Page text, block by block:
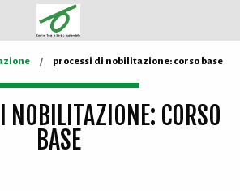
processi di nobilitazione: corso base
NOBILITAZIONE: CORSO
BASE